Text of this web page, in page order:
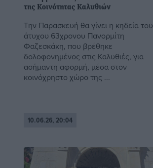
της Κοινότητας Καλυθιών
Την Παρασκευή θα γίνει η κηδεία του
άτυχου 63χρονου Πανορμίτη
Φαζεσκάκη, που βρέθηκε
δολοφονημένος στις Καλυθιές, για
ασήμαντη αφορμή, μέσα στον
κοινόχρηστο χώρο της ...
10.06.26, 20:04